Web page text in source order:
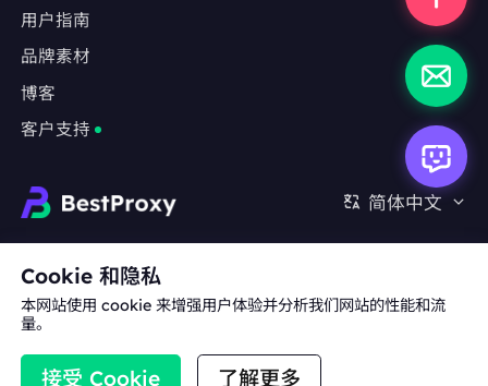
采集LinkedIn、Indeed、Glassdoor等职业社
交平台数据
绕过基于IP频率限制或用户行为分析的防爬机制
金融数据（股票、外汇、加密货币）实时监控
房地产、旅游、电商等行业的竞品数据抓取
多账户管理
PayPal、Stripe等支付平台的多账号操作
用户指南
品牌素材
博客
客户支持
简体中文
合作:michael.wang@bestproxy.com
关于我们 品牌素材 服务条款
Cookie 和隐私
本网站使用 cookie 来增强用户体验并分析我们网站的性能和流
量。
接受 Cookie 了解更多